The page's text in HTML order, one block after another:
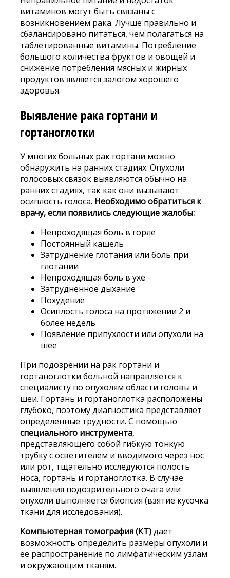
витаминов могут быть связаны с
возникновением рака. Лучше правильно и
сбалансировано питаться, чем полагаться на
таблетированные витамины. Потребление
большого количества фруктов и овощей и
снижение потребления мясных и жирных
продуктов является залогом хорошего
здоровья.
Выявление рака гортани и
гортаноглотки
У многих больных рак гортани можно
обнаружить на ранних стадиях. Опухоли
голосовых связок выявляются обычно на
ранних стадиях, так как они вызывают
осиплость голоса. Необходимо обратиться к
врачу, если появились следующие жалобы:
Непроходящая боль в горле
Постоянный кашель
Затруднение глотания или боль при
глотании
Непроходящая боль в ухе
Затрудненное дыхание
Похудение
Осиплость голоса на протяжении 2 и
более недель
Появление припухлости или опухоли на
шее
При подозрении на рак гортани и
гортаноглотки больной направляется к
специалисту по опухолям области головы и
шеи. Гортань и гортаноглотка расположены
глубоко, поэтому диагностика представляет
определенные трудности. С помощью
специального инструмента,
представляющего собой гибкую тонкую
трубку с осветителем и вводимого через нос
или рот, тщательно исследуются полость
носа, гортань и гортаноглотка. В случае
выявления подозрительного очага или
опухоли выполняется биопсия (взятие кусочка
ткани для исследования).
Компьютерная томография (КТ)дает
возможность определить размеры опухоли и
ее распространение по лимфатическим узлам
и окружающим тканям.